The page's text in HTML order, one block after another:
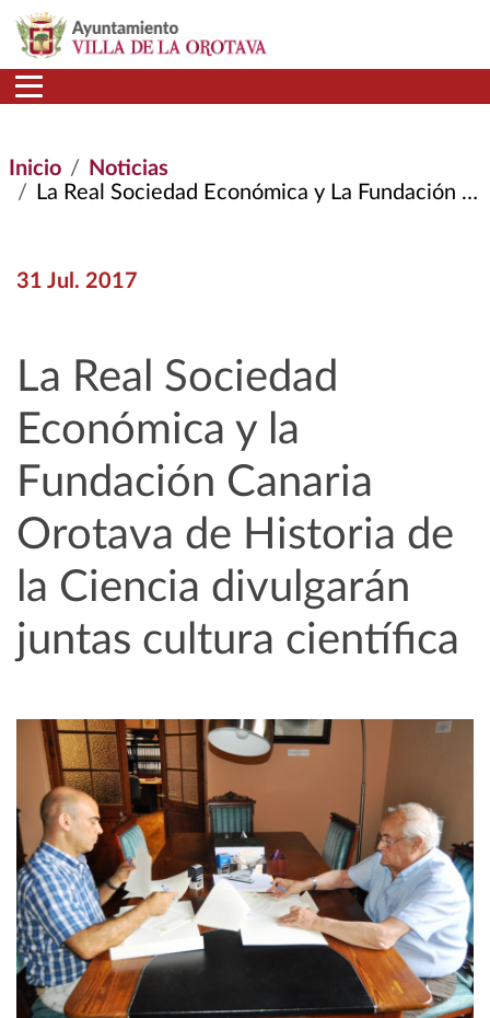
Pasar al contenido principal
Inicio
Noticias
La Real Sociedad Económica y La Fundación Canaria Orotava de Historia de La Ciencia Divulgarán Juntas Cultura Científica
31 Jul. 2017
La Real Sociedad
Económica y la
Fundación Canaria
Orotava de Historia de
la Ciencia divulgarán
juntas cultura científica